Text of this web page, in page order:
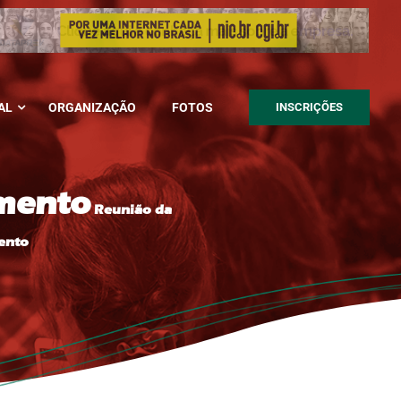
ORGANIZAÇÃO FOTOS INSCRIÇÕES
Reunião da